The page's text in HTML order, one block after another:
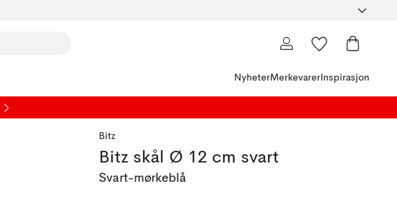
NyheterMerkevarer Inspirasjon
Bitz
Bitz skål Ø 12 cm svart
Svart-mørkeblå